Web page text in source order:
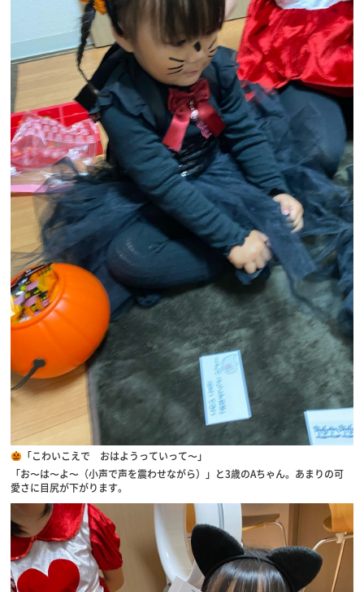
「こわいこえで おはようっていって〜」
「お〜は〜よ〜（小声で声を震わせながら）」と3歳のAちゃん。あまりの可
愛さに目尻が下がります。